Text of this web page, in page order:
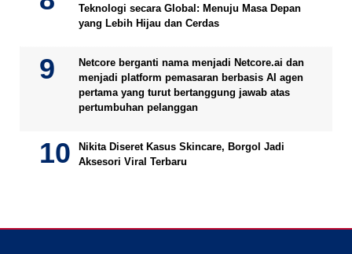
Teknologi secara Global: Menuju Masa Depan
yang Lebih Hijau dan Cerdas
Netcore berganti nama menjadi Netcore.ai dan
menjadi platform pemasaran berbasis AI agen
pertama yang turut bertanggung jawab atas
pertumbuhan pelanggan
Nikita Diseret Kasus Skincare, Borgol Jadi
Aksesori Viral Terbaru